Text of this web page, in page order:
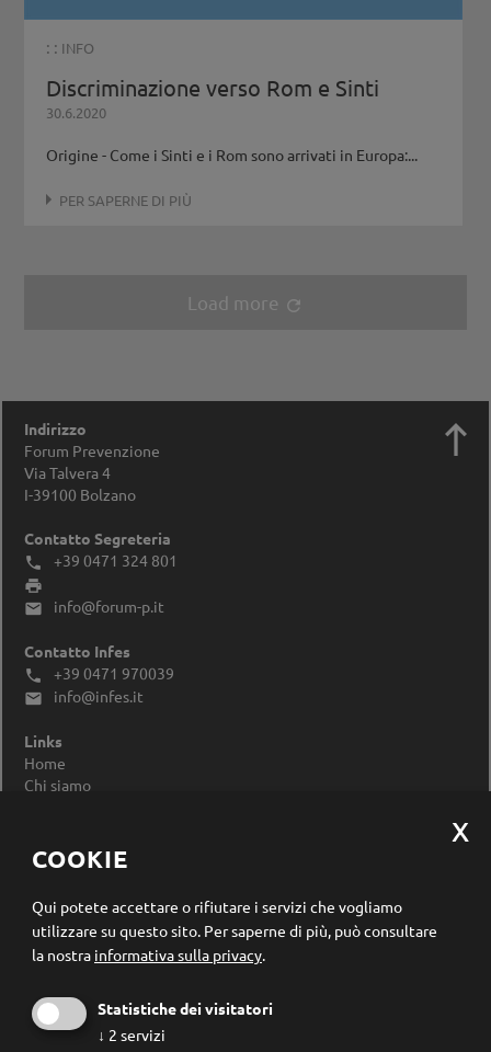
: : INFO
Discriminazione verso Rom e Sinti
30.6.2020
Origine - Come i Sinti e i Rom sono arrivati in Europa:...
PER SAPERNE DI PIÙ
Load more refresh
Indirizzo
Forum Prevenzione
Via Talvera 4
I-39100 Bolzano
Contatto Segreteria
 +39 0471 324 801


info@forum-p.it
Contatto Infes
 +39 0471 970039
 info@infes.it
Links
Home
Chi siamo
Modificare le impostazioni dei cookie

Registrazione newsletter
COOKIE
Qui potete accettare o rifiutare i servizi che vogliamo
utilizzare su questo sito. Per saperne di più, può consultare
la nostra informativa sulla privacy.
Statistiche dei visitatori
↓ 2 servizi